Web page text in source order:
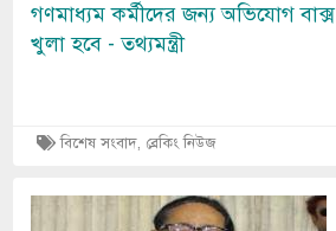
গণমাধ্যম কর্মীদের জন্য অভিযোগ বাক্স
খুলা হবে - তথ্যমন্ত্রী
বিশেষ সংবাদ, ব্রেকিং নিউজ
Image